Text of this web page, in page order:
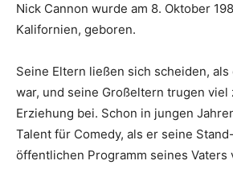
Nick Cannon wurde am 8. Oktober
Kalifornien, geboren.
Seine Eltern ließen sich scheiden,
war, und seine Großeltern trugen viel
Erziehung bei. Schon in jungen
Talent für Comedy, als er seine
öffentlichen Programm seines Vaters